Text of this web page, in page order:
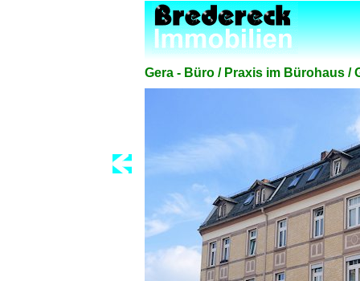
Gera - Büro / Praxis im Bürohaus /